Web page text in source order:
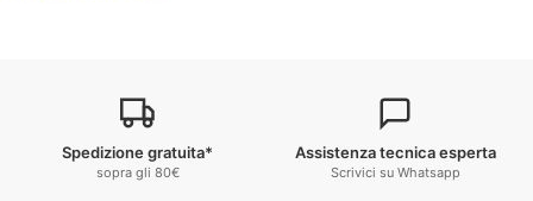
Spedizione gratuita*
sopra gli 80€
Assistenza tecnica esperta
Scrivici su Whatsapp